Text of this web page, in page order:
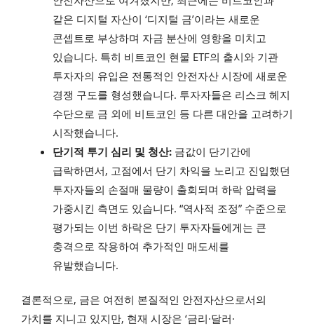
같은 디지털 자산이 ‘디지털 금’이라는 새로운
콘셉트로 부상하며 자금 분산에 영향을 미치고
있습니다. 특히 비트코인 현물 ETF의 출시와 기관
투자자의 유입은 전통적인 안전자산 시장에 새로운
경쟁 구도를 형성했습니다. 투자자들은 리스크 헤지
수단으로 금 외에 비트코인 등 다른 대안을 고려하기
시작했습니다.
단기적 투기 심리 및 청산: 금값이 단기간에
급락하면서, 고점에서 단기 차익을 노리고 진입했던
투자자들의 손절매 물량이 출회되며 하락 압력을
가중시킨 측면도 있습니다. “역사적 조정” 수준으로
평가되는 이번 하락은 단기 투자자들에게는 큰
충격으로 작용하여 추가적인 매도세를
유발했습니다.
결론적으로, 금은 여전히 본질적인 안전자산으로서의
가치를 지니고 있지만, 현재 시장은 ‘금리·달러·